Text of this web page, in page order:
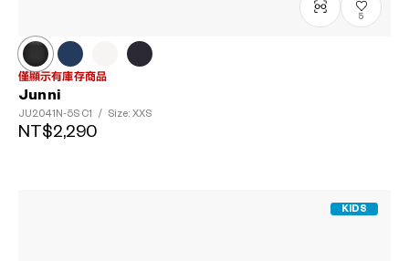
5
僅顯示有庫存商品
Junni
JU2041N-5S C1 / Size: XXS
NT$2,290
KIDS